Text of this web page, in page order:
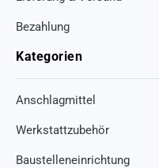
Bezahlung
Kategorien
Anschlagmittel
Werkstattzubehör
Baustelleneinrichtung